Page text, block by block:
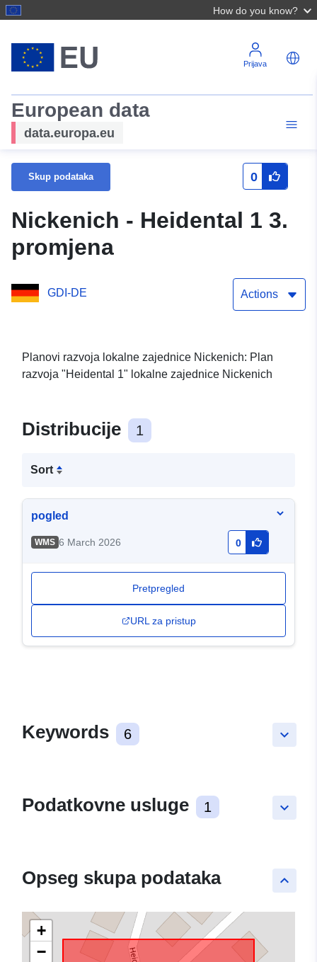
How do you know?
Prijava
European data
data.europa.eu
Skup podataka 0
Nickenich - Heidental 1 3.
promjena
GDI-DE Actions
Planovi razvoja lokalne zajednice Nickenich: Plan
razvoja "Heidental 1" lokalne zajednice Nickenich
Distribucije 1
Sort
pogled
WMS 6 March 2026 0
Pretpregled
URL za pristup
keyboard_arrow_down
Keywords 6
keyboard_arrow_down
Podatkovne usluge 1
keyboard_arrow_up
Opseg skupa podataka
+
−